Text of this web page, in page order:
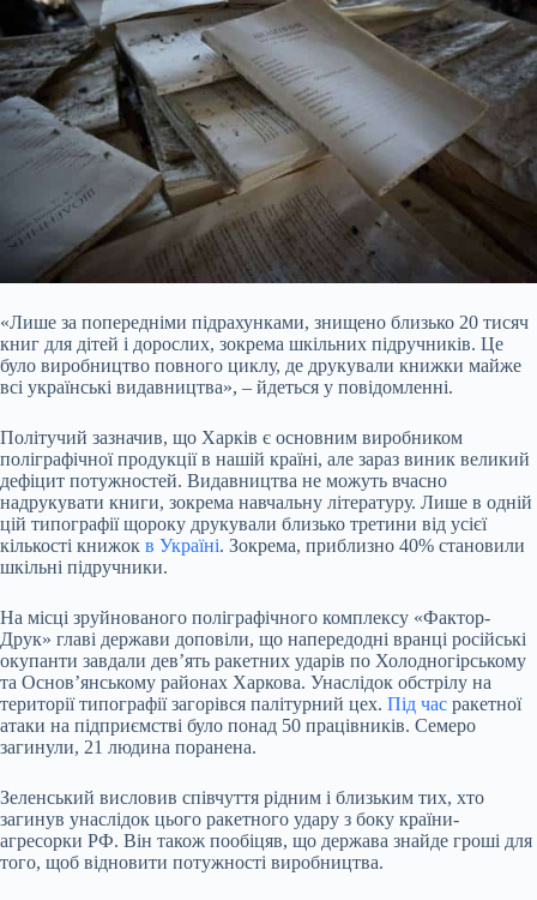
«Лише за попередніми підрахунками, знищено близько 20 тисяч
книг для дітей і дорослих, зокрема шкільних підручників. Це
було виробництво повного циклу, де друкували книжки майже
всі українські видавництва», – йдеться у повідомленні.
Політучий зазначив, що Харків є основним виробником
поліграфічної продукції в нашій країні, але зараз виник великий
дефіцит потужностей. Видавництва не можуть вчасно
надрукувати книги, зокрема навчальну літературу. Лише в одній
цій типографії щороку друкували близько третини від усієї
кількості книжок в Україні. Зокрема, приблизно 40% становили
шкільні підручники.
На місці зруйнованого поліграфічного комплексу «Фактор-
Друк» главі держави доповіли, що напередодні вранці російські
окупанти завдали дев’ять ракетних ударів по Холодногірському
та Основ’янському районах Харкова. Унаслідок обстрілу на
території типографії загорівся палітурний цех. Під час ракетної
атаки на підприємстві було понад 50 працівників. Семеро
загинули, 21 людина поранена.
Зеленський висловив співчуття рідним і близьким тих, хто
загинув унаслідок цього ракетного удару з боку країни-
агресорки РФ. Він також пообіцяв, що держава знайде гроші для
того, щоб відновити потужності виробництва.